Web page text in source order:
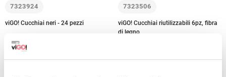
7323924
viGO! Cucchiai neri - 24 pezzi
7323506
viGO! Cucchiai riutilizzabili 6pz, fibra
di legno